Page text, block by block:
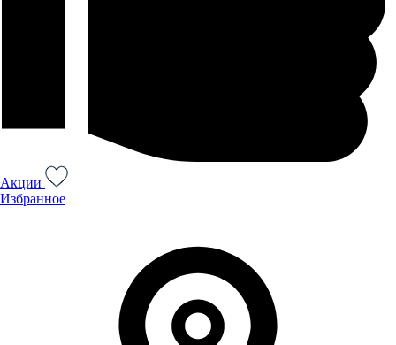
Акции
Избранное